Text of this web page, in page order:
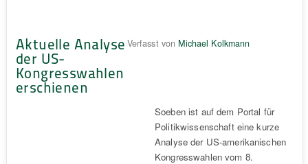
Aktuelle Analyse
der US-
Kongresswahlen
erschienen
Verfasst von Michael Kolkmann
Soeben ist auf dem Portal für
Politikwissenschaft eine kurze
Analyse der US-amerikanischen
Kongresswahlen vom 8.